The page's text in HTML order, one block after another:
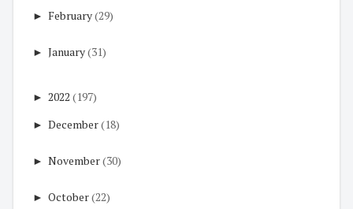
► February(29)
► January(31)
► 2022 (197)
► December(18)
► November(30)
► October(22)